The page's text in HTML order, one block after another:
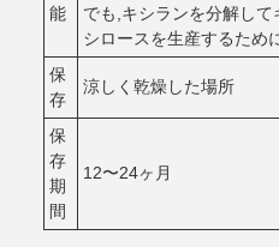
能
でも,キシランを分解し
シロースを生産するため
保
存
涼しく乾燥した場所
保
存
期
間
12〜24ヶ月